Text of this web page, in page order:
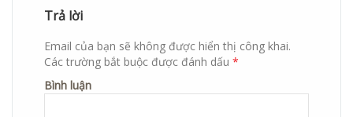
Trả lời
Email của bạn sẽ không được hiển thị công khai.
Các trường bắt buộc được đánh dấu *
Bình luận